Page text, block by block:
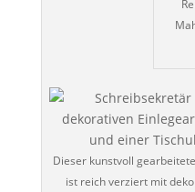
Dieser kunstvoll
ist reich verziert mit